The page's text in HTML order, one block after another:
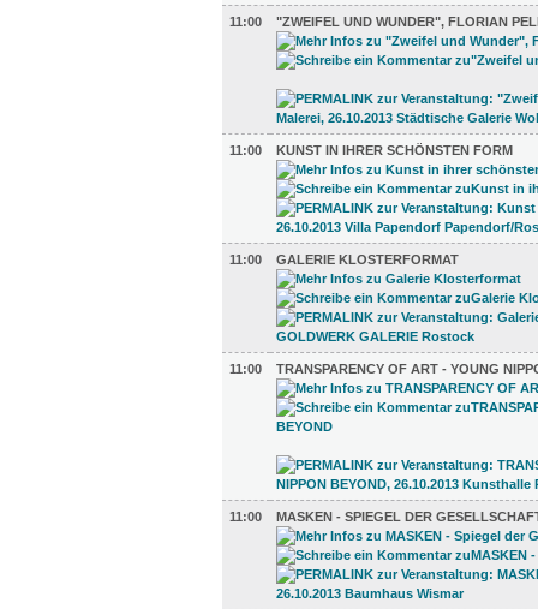
11:00 "ZWEIFEL UND WUNDER", FLORIAN
11:00 KUNST IN IHRER SCHÖNSTEN FORM
11:00 GALERIE KLOSTERFORMAT
11:00 TRANSPARENCY OF ART - YOUNG
11:00 MASKEN - SPIEGEL DER